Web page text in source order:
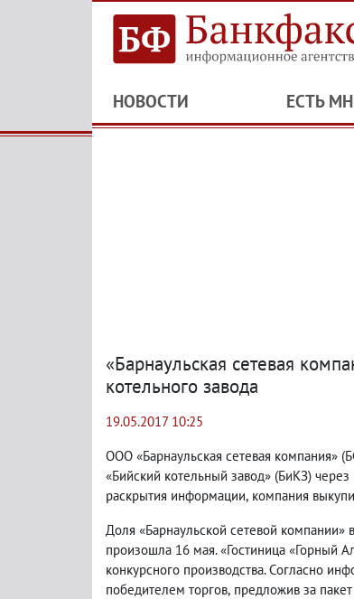
НОВОСТИ ЕСТЬ
«Барнаульская сетевая
котельного завода
19.05.2017 10:25
ООО «Барнаульская сетевая компания» (
«Бийский котельный завод» (БиКЗ) через
раскрытия информации, компания
Доля «Барнаульской сетевой компании»
произошла 16 мая. «Гостиница «Горный
конкурсного производства. Согласно
победителем торгов, предложив за